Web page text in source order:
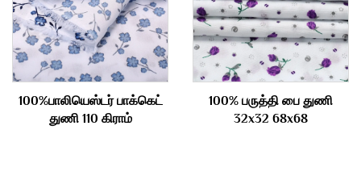
100%பாலியெஸ்டர் பாக்கெட்
துணி 110 கிராம்
100% பருத்தி பை துணி
32x32 68x68